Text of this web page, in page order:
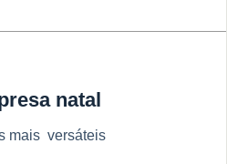
natal
mais versáteis